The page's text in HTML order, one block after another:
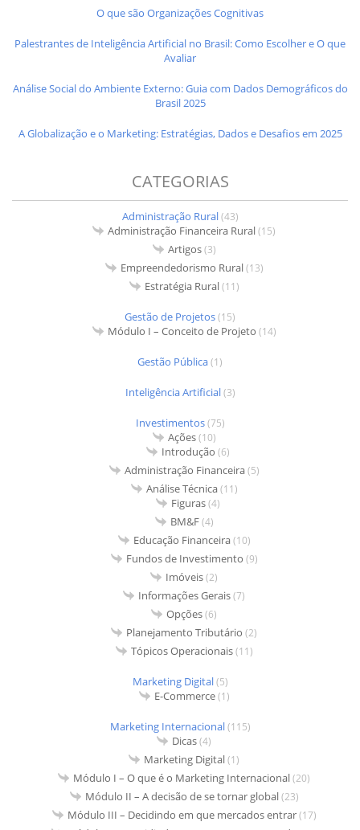
O que são Organizações Cognitivas
Palestrantes de Inteligência Artificial no Brasil: Como Escolher e O que
Avaliar
Análise Social do Ambiente Externo: Guia com Dados Demográficos do
Brasil 2025
A Globalização e o Marketing: Estratégias, Dados e Desafios em 2025
CATEGORIAS
Administração Rural(43)
Administração Financeira Rural(15)
Artigos(3)
Empreendedorismo Rural(13)
Estratégia Rural(11)
Gestão de Projetos(15)
Módulo I – Conceito de Projeto (14)
Gestão Pública(1)
Inteligência Artificial(3)
Investimentos(75)
Ações(10)
Introdução (6)
Administração Financeira(5)
Análise Técnica(11)
Figuras(4)
BM&F(4)
Educação Financeira(10)
Fundos de Investimento (9)
Imóveis(2)
Informações Gerais(7)
Opções(6)
Planejamento Tributário (2)
Tópicos Operacionais(11)
Marketing Digital(5)
E-Commerce(1)
Marketing Internacional(115)
Dicas(4)
Marketing Digital(1)
Módulo I – O que é o Marketing Internacional(20)
Módulo II – A decisão de se tornar global(23)
Módulo III – Decidindo em que mercados entrar(17)